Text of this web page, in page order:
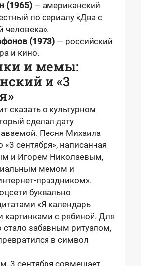
(1965) — американский
по сериалу «Два с
человека».
(1973) — российский
и кино.
и мемы:
и «3
сказать о культурном
сделал дату
Песня Михаила
«3 сентября», написанная
и Игорем Николаевым,
мемом и
праздником».
буквально
«Я календарь
картинками с рябиной. Для
стало забавным ритуалом,
в символ
3 сентября совмещает